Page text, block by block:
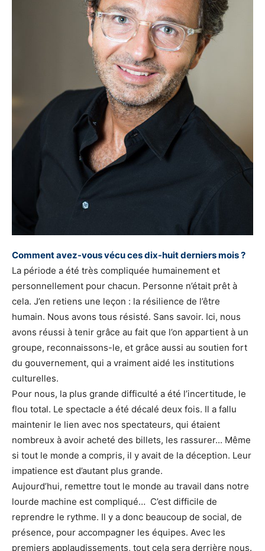
Comment avez-vous vécu ces dix-huit derniers mois ?
La période a été très compliquée humainement et
personnellement pour chacun. Personne n’était prêt à
cela. J’en retiens une leçon : la résilience de l’être
humain. Nous avons tous résisté. Sans savoir. Ici, nous
avons réussi à tenir grâce au fait que l’on appartient à un
groupe, reconnaissons-le, et grâce aussi au soutien fort
du gouvernement, qui a vraiment aidé les institutions
culturelles.
Pour nous, la plus grande difficulté a été l’incertitude, le
flou total. Le spectacle a été décalé deux fois. Il a fallu
maintenir le lien avec nos spectateurs, qui étaient
nombreux à avoir acheté des billets, les rassurer... Même
si tout le monde a compris, il y avait de la déception. Leur
impatience est d’autant plus grande.
Aujourd’hui, remettre tout le monde au travail dans notre
lourde machine est compliqué… C’est difficile de
reprendre le rythme. Il y a donc beaucoup de social, de
présence, pour accompagner les équipes. Avec les
premiers applaudissements, tout cela sera derrière nous.